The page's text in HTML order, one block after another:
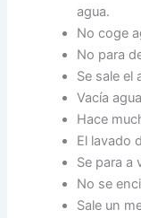
agua.
No coge
No para
Se sale el
Vacía
Hace
El lavado
Se para a
No se
Sale un